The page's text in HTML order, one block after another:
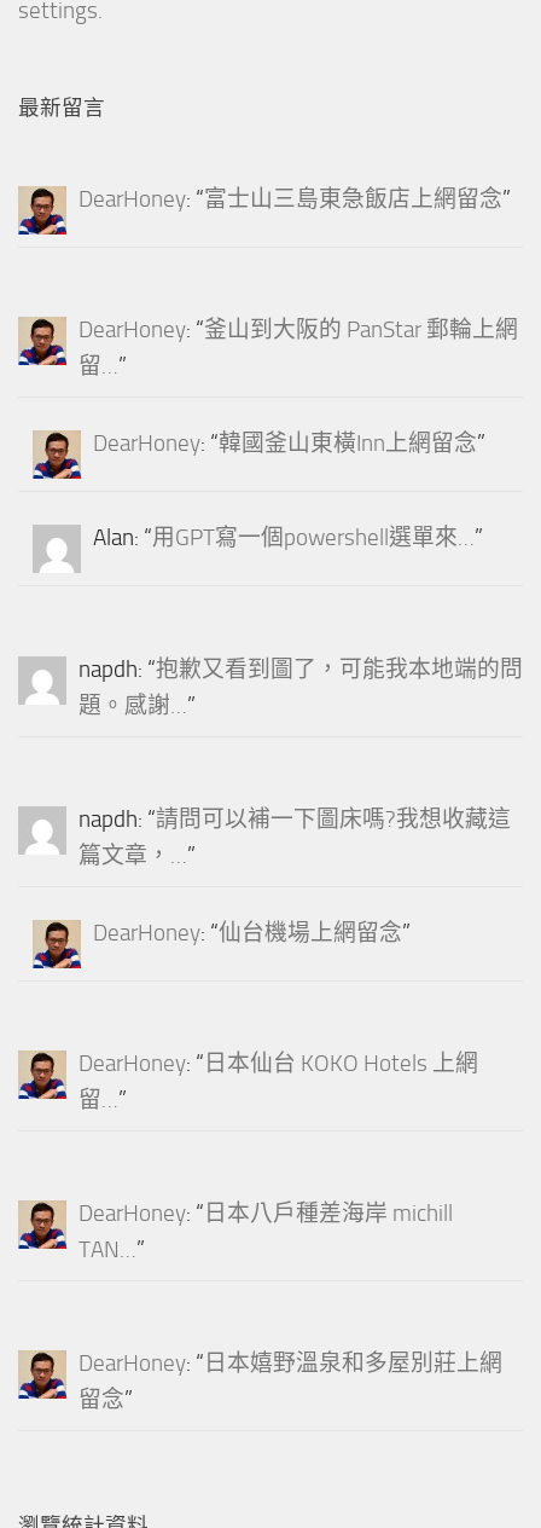
settings.
最新留言
DearHoney: “富士山三島東急飯店上網留念”
DearHoney: “釜山到大阪的 PanStar 郵輪上網
留…”
DearHoney: “韓國釜山東橫Inn上網留念”
Alan: “用GPT寫一個powershell選單來…”
napdh: “抱歉又看到圖了，可能我本地端的問
題。感謝…”
napdh: “請問可以補一下圖床嗎?我想收藏這
篇文章，…”
DearHoney: “仙台機場上網留念”
DearHoney: “ 日本仙台 KOKO Hotels 上網
留…”
DearHoney: “ 日本八戶種差海岸 michill
TAN…”
DearHoney: “ 日本嬉野溫泉和多屋別莊上網
留念”